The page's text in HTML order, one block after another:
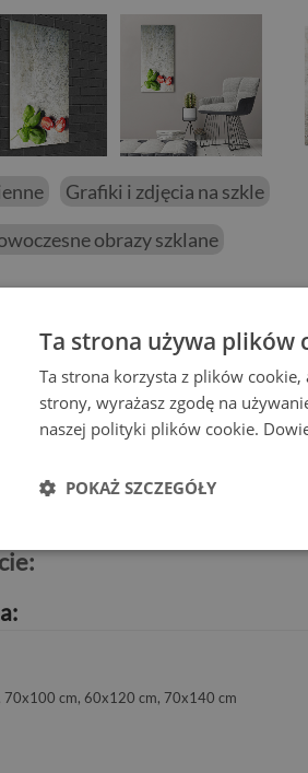
01 14
Grafiki i zdjęcia na szkle
obrazy szklane
i bazylia
będzie idealnym
szkle hartowanym Pomidory i bazylia
14 dni
na
cm, 60x120 cm, 70x140 cm
Ta strona używa plików
Ta strona korzysta z plików
strony, wyrażasz zgodę na
naszej polityki plików cookie.
POKAŻ SZCZEGÓŁY